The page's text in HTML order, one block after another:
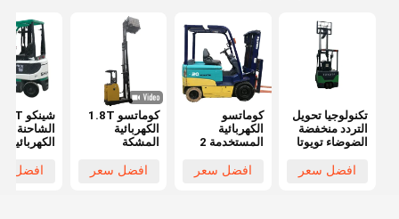
تكنولوجيا تحويل
التردد منخفضة
الضوضاء تويوتا
المستخدمة
افضل سعر
كوماتسو
الكهربائية
المستخدمة 2
شوكة مزدوجة
افضل سعر
كوماتسو 1.8T
الكهربائية
المشكة
الشوكة الفولاذية
افضل سعر
الشاحنة
الكهربائية
افضل